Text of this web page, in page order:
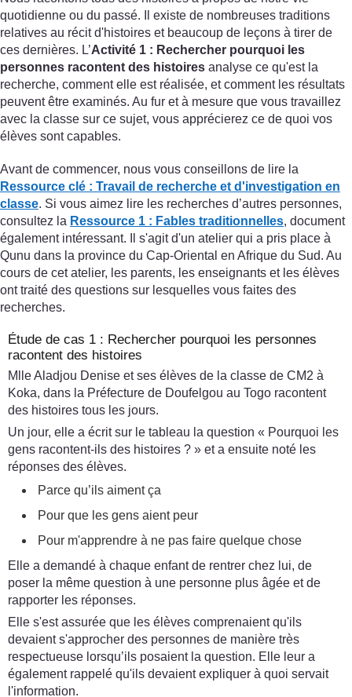
quotidienne ou du passé. Il existe de nombreuses traditions
relatives au récit d'histoires et beaucoup de leçons à tirer de
ces dernières. L’Activité 1 : Rechercher pourquoi les
personnes racontent des histoires analyse ce qu'est la
recherche, comment elle est réalisée, et comment les résultats
peuvent être examinés. Au fur et à mesure que vous travaillez
avec la classe sur ce sujet, vous apprécierez ce de quoi vos
élèves sont capables.
Avant de commencer, nous vous conseillons de lire la
Ressource clé : Travail de recherche et d'investigation en
classe. Si vous aimez lire les recherches d’autres personnes,
consultez la Ressource 1 : Fables traditionnelles, document
également intéressant. Il s'agit d'un atelier qui a pris place à
Qunu dans la province du Cap-Oriental en Afrique du Sud. Au
cours de cet atelier, les parents, les enseignants et les élèves
ont traité des questions sur lesquelles vous faites des
recherches.
Étude de cas 1 : Rechercher pourquoi les personnes
racontent des histoires
Mlle Aladjou Denise et ses élèves de la classe de CM2 à
Koka, dans la Préfecture de Doufelgou au Togo racontent
des histoires tous les jours.
Un jour, elle a écrit sur le tableau la question « Pourquoi les
gens racontent-ils des histoires ? » et a ensuite noté les
réponses des élèves.
Parce qu’ils aiment ça
Pour que les gens aient peur
Pour m'apprendre à ne pas faire quelque chose
Elle a demandé à chaque enfant de rentrer chez lui, de
poser la même question à une personne plus âgée et de
rapporter les réponses.
Elle s'est assurée que les élèves comprenaient qu'ils
devaient s'approcher des personnes de manière très
respectueuse lorsqu’ils posaient la question. Elle leur a
également rappelé qu'ils devaient expliquer à quoi servait
l'information.